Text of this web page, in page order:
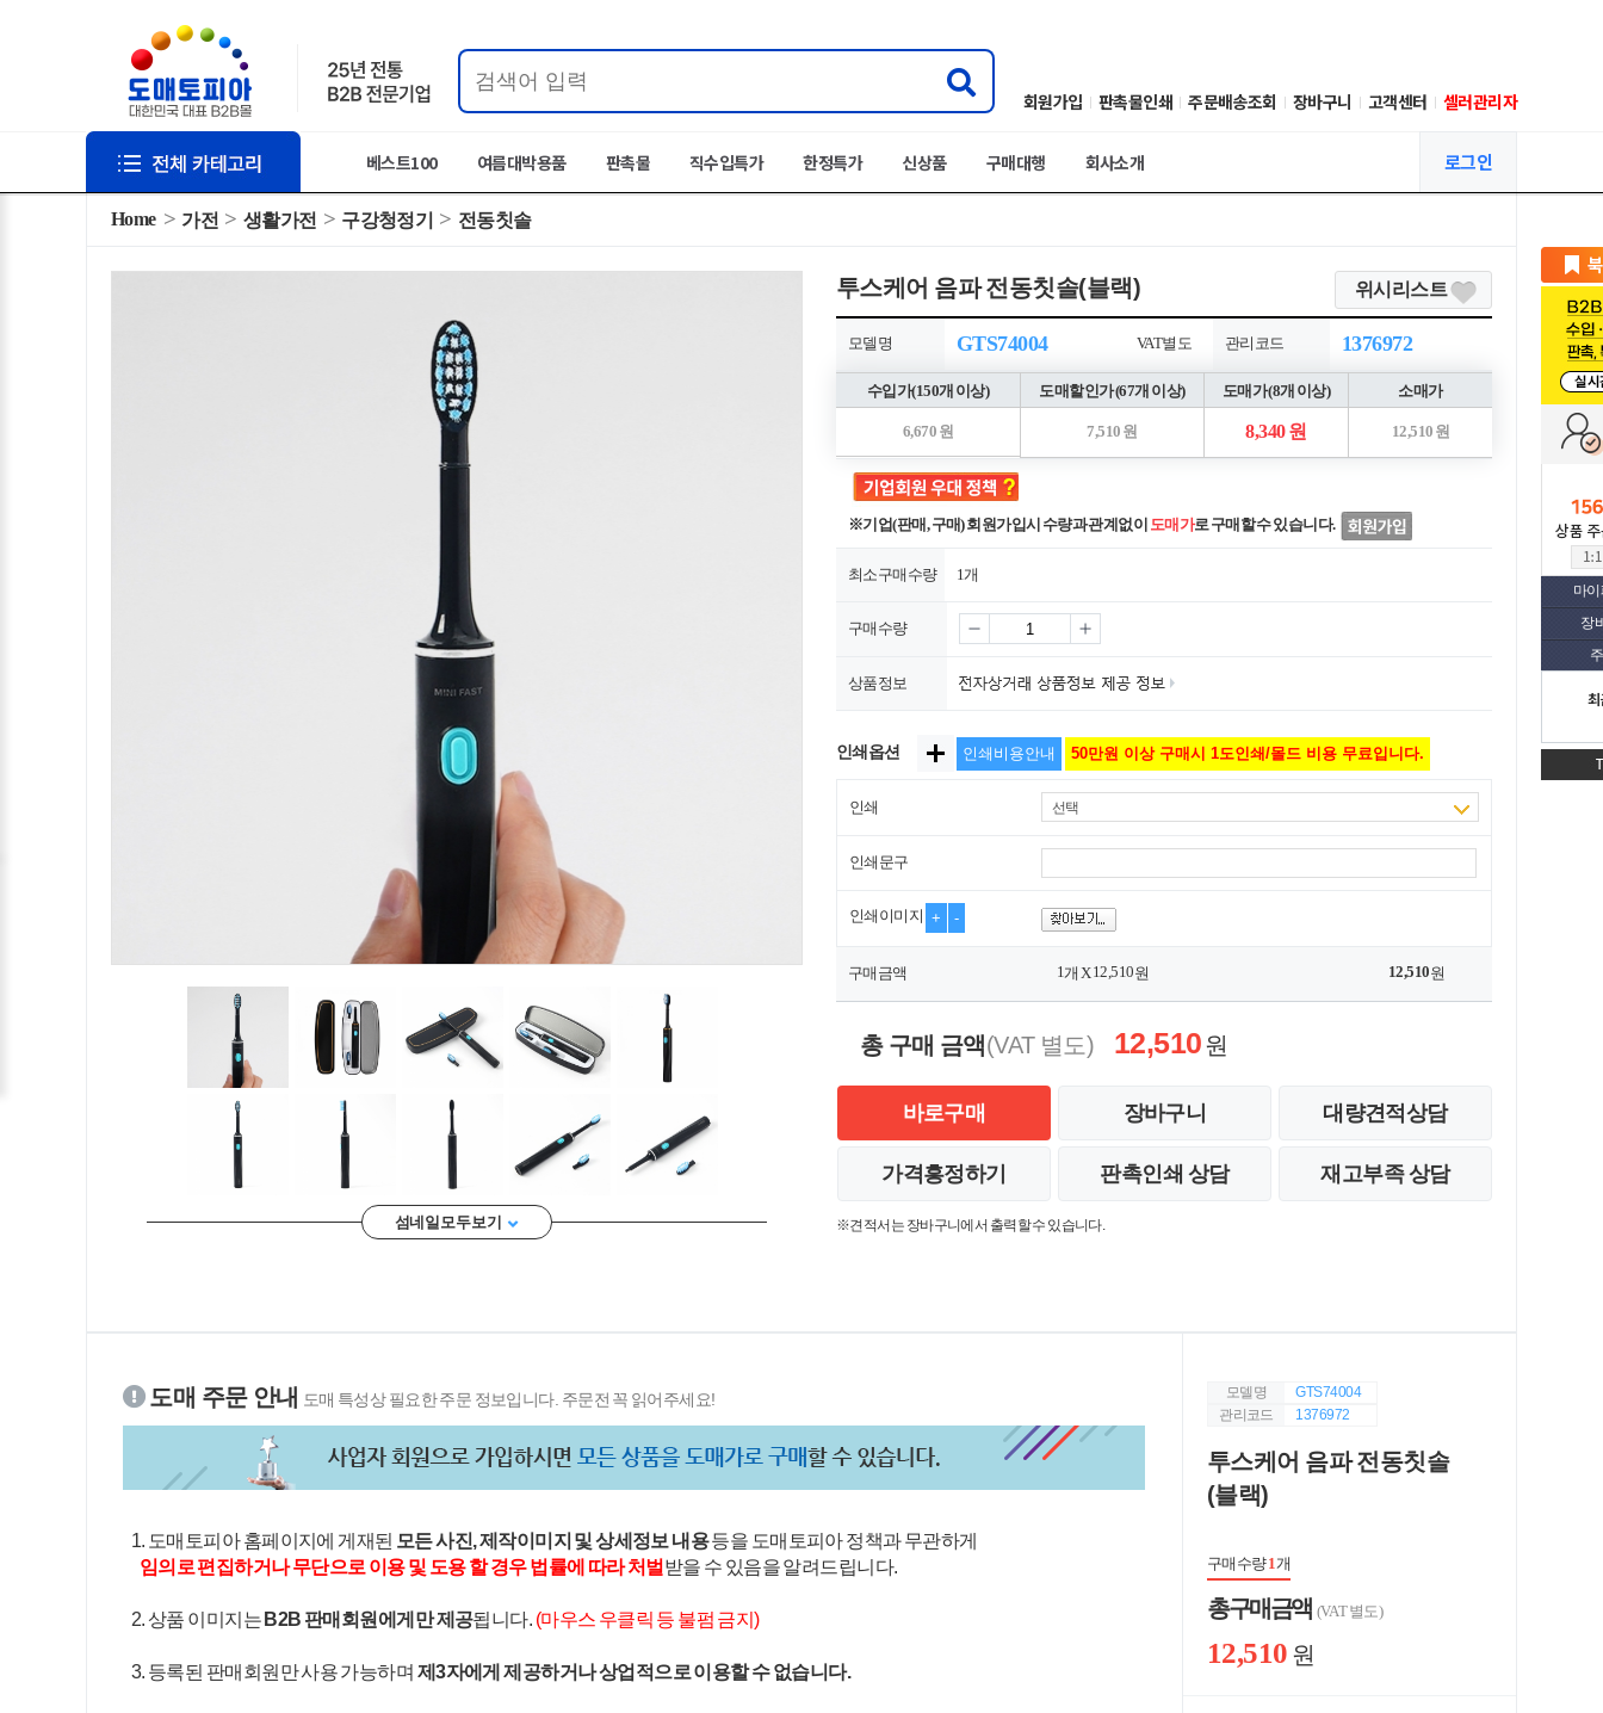
회원가입 판촉물인쇄 주문배송조회 장바구니 고객센터 셀러관리자
베스트100 여름대박용품 판촉물 직수입특가 한정특가 신상품 구매대행 회사소개 로그인
마
장
Home 가전 생활가전 구강청정기 전동칫솔
섬네일 모두 보기
투스케어 음파 전동칫솔(블랙) 위시리스트
모델명 GTS74004 VAT별도 관리코드 1376972
수입가(150개 이상) 도매할인가 (67개 이상) 도매가 (8개 이상) 소매가
6,670 원 7,510 원 8,340 원 12,510 원
※기업(판매, 구매) 회원가입시 수량과 관계없이 도매가로 구매할 수 있습니다.
최소구매수량 1개
구매수량
상품정보
인쇄옵션 인쇄비용안내 50만원 이상 구매시 1도인쇄/몰드 비용 무료입니다.
인쇄 선택
인쇄문구
인쇄이미지 + -
구매금액 1개 X12,510원 12,510원
총 구매 금액(VAT 별도) 12,510원
바로구매 장바구니 대량견적상담
가격흥정하기 판촉인쇄 상담 재고부족 상담
※견적서는 장바구니에서 출력할 수 있습니다.
도매 주문 안내 도매 특성상 필요한 주문 정보입니다. 주문전 꼭 읽어주세요!
1. 도매토피아 홈페이지에 게재된 모든 사진, 제작이미지 및 상세정보 내용등을 도매토피아 정책과 무관하게
임의로 편집하거나 무단으로 이용 및 도용 할 경우 법률에 따라 처벌 받을 수 있음을 알려드립니다.
2. 상품 이미지는 B2B 판매회원에게만 제공됩니다. (마우스 우클릭 등 불펌 금지)
3. 등록된 판매회원만 사용 가능하며 제3자에게 제공하거나 상업적으로 이용할 수 없습니다.
모델명
GTS74004
관리코드
1376972
투스케어 음파 전동칫솔
(블랙)
구매수량1개
총 구매 금액 (VAT 별도)
12,510 원